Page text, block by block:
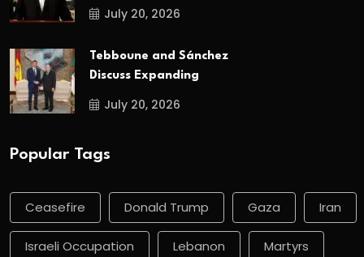
July 20, 2026
Tebboune and Sánchez
Discuss Expanding
July 20, 2026
Popular Tags
Ceasefire Donald Trump Gaza Iran
Israeli Occupation Lebanon Martyrs